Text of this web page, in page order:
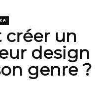
un
design
genre ?